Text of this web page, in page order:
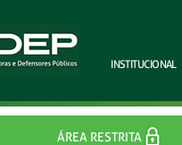
INSTITUCIONAL
ÁREA RESTRITA